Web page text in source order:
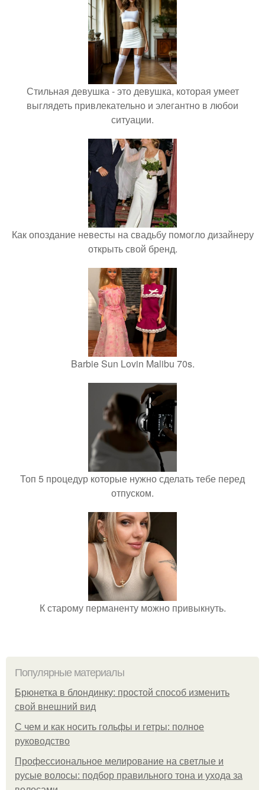
Стильная девушка - это девушка, которая умеет
выглядеть привлекательно и элегантно в любои
ситуации.
Как опоздание невесты на свадьбу помогло дизайнеру
открыть свой бренд.
Barbie Sun Lovin Malibu 70s.
Топ 5 процедур которые нужно сделать тебе перед
отпуском.
К старому перманенту можно привыкнуть.
Популярные материалы
Брюнетка в блондинку: простой способ изменить
свой внешний вид
С чем и как носить гольфы и гетры: полное
руководство
Профессиональное мелирование на светлые и
русые волосы: подбор правильного тона и ухода за